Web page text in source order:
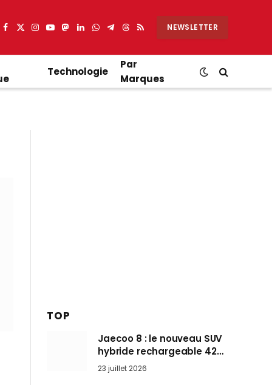
Facebook
X
Instagram
YouTube
Mastodon
LinkedIn
WhatsApp
Partager
Telegram
Threads
RSS NEWSLETTER
Technologie
Par
Marques
TOP
Jaecoo 8 : le nouveau SUV
hybride rechargeable 428
ch qui vise l’Audi Q7 arrive
en Europe cet automne
23 juillet 2026